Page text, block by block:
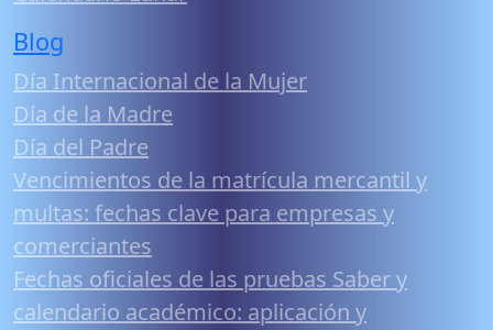
Blog
Día Internacional de la Mujer
Día de la Madre
Día del Padre
Vencimientos de la matrícula mercantil y
multas: fechas clave para empresas y
comerciantes
Fechas oficiales de las pruebas Saber y
calendario académico: aplicación y